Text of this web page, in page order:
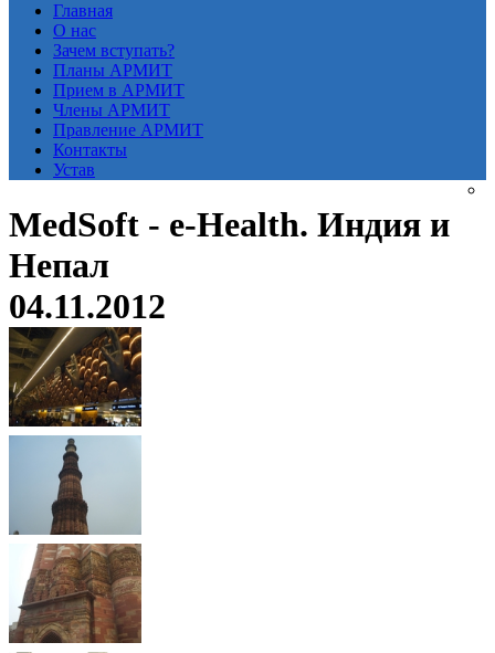
Главная
О нас
Зачем вступать?
Планы АРМИТ
Прием в АРМИТ
Члены АРМИТ
Правление АРМИТ
Контакты
Устав
MedSoft - e-Health. Индия и
Непал
04.11.2012